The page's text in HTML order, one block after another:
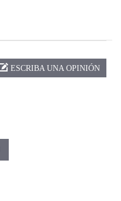
ESCRIBA UNA OPINIÓN